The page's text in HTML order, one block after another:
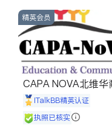
建筑合同、刑事案件全
信托/遗嘱
商业
索赔
律师-其它 保释
精英会员
CAPA NOVA北维华
长会iTalkBB精英认证
执照已核实